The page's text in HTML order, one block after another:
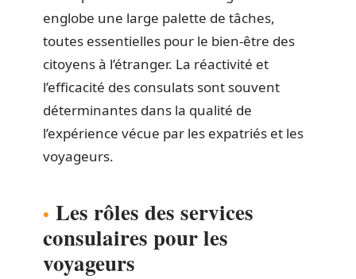
englobe une large palette de tâches,
toutes essentielles pour le bien-être des
citoyens à l’étranger. La réactivité et
l’efficacité des consulats sont souvent
déterminantes dans la qualité de
l’expérience vécue par les expatriés et les
voyageurs.
Les rôles des services
consulaires pour les
voyageurs